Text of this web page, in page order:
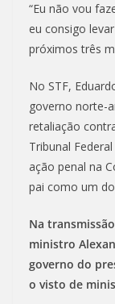
“Eu não vou
eu consigo
próximos três
No STF,
governo norte-
retaliação
Tribunal
ação penal na
pai como um
Na
ministro
governo do
o visto de